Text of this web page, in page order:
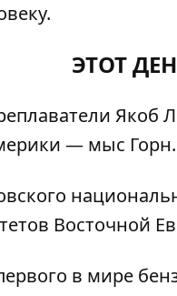
ЭТОТ
Якоб
— мыс Горн.
Восточной
в мире